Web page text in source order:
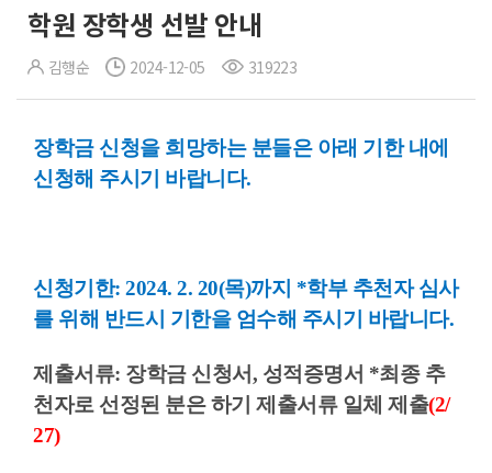
학원 장학생 선발 안내
김행순 2024-12-05 319223
장학금 신청을 희망하는 분들은 아래 기한 내에
신청해 주시기 바랍니다.
신청기한: 2024. 2. 20(목)까지 *학부 추천자 심사
를 위해 반드시 기한을 엄수해 주시기 바랍니다.
제출서류: 장학금 신청서, 성적증명서 *최종 추
천자로 선정된 분은 하기 제출서류 일체 제출(2/
27)